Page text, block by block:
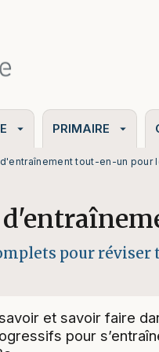
arrow_drop_down PRIMAIRE arrow_drop_down
tout-en-un pour
pour réviser
et savoir faire
pour